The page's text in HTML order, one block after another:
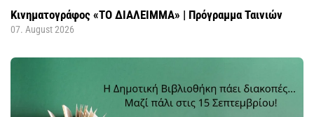
Κινηματογράφος «ΤΟ ΔΙΑΛΕΙΜΜΑ» | Πρόγραμμα Ταινιών
07. August 2026